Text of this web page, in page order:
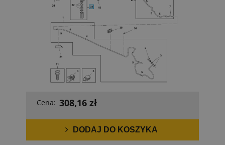
Cena: 308,16 zł
DODAJ DO KOSZYKA